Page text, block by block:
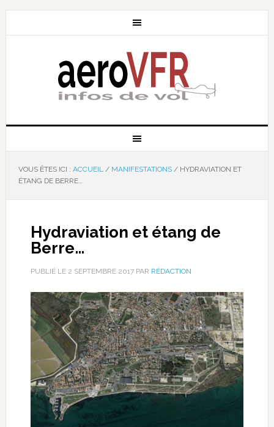
VOUS ÊTES ICI : ACCUEIL / MANIFESTATIONS /HYDRAVIATION ET
ÉTANG DE BERRE…
Hydraviation et étang de
Berre…
PUBLIÉ LE 2 SEPTEMBRE 2017PAR RÉDACTION